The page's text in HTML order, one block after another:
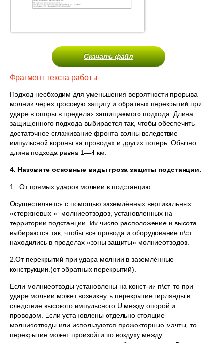
Скачать файл
Фрагмент текста работы
Подход необходим для уменьшения вероятности прорыва
молнии через тросовую защиту и обратных перекрытий при
ударе в опоры в пределах защищаемого подхода. Длина
защищенного подхода выбирается так, чтобы обеспечить
достаточное сглаживание фронта волны вследствие
импульсной короны на проводах и других потерь. Обычно
длина подхода равна 1—4 км.
4. Назовите основные виды гроза защиты подстанции.
1. От прямых ударов молнии в подстанцию.
Осуществляется с помощью заземлённых вертикальных
«стержневых » молниеотводов, установленных на
территории подстанции. Их число расположение и высота
выбираются так, чтобы все провода и оборудование п\ст
находились в пределах «зоны защиты» молниеотводов.
2.От перекрытий при удара молнии в заземлённые
конструкции.(от обратных перекрытий).
Если молниеотводы установлены на конст-ии п\ст, то при
ударе молнии может возникнуть перекрытие гирлянды в
следствие высокого импульсного U между опорой и
проводом. Если установлены отдельно стоящие
молниеотводы или используются прожекторные мачты, то
перекрытие может произойти по воздуху между